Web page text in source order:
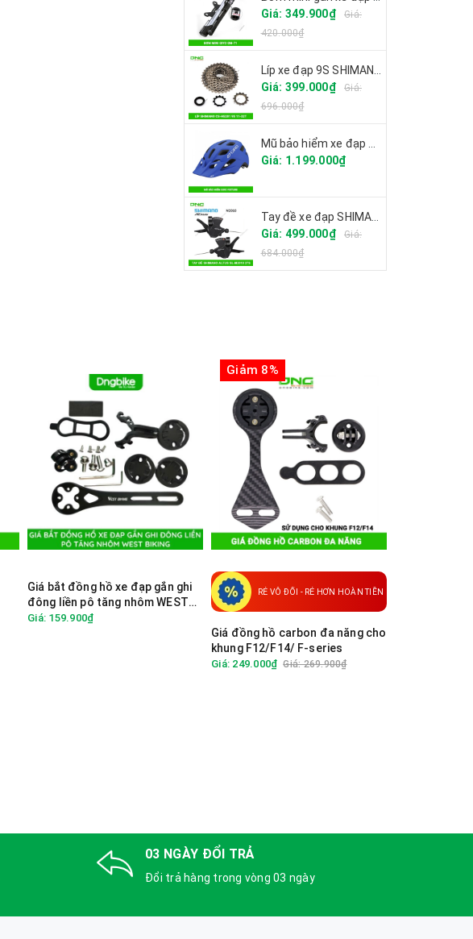
Giá: 349.900₫
Giá:
420.000₫
Giá: 399.000₫
Giá:
696.000₫
Giá: 1.199.000₫
Giá: 499.000₫
Giá:
684.000₫
Giá bắt đồng hồ xe đạp gắn ghi
đông liền pô tăng nhôm WEST
BIKING
Giá: 159.900₫
Giảm 8%
RẺ VÔ ĐỐI - RẺ HƠN HOÀN TIỀN
Giá đồng hồ carbon đa năng cho
khung F12/F14/ F-series
Giá: 249.000₫ Giá: 269.900₫
03 NGÀY ĐỔI TRẢ
Đổi trả hàng trong vòng 03 ngày